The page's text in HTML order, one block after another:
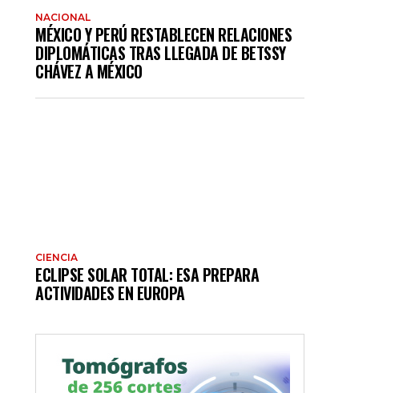
NACIONAL
MÉXICO Y PERÚ RESTABLECEN RELACIONES
DIPLOMÁTICAS TRAS LLEGADA DE BETSSY
CHÁVEZ A MÉXICO
CIENCIA
ECLIPSE SOLAR TOTAL: ESA PREPARA
ACTIVIDADES EN EUROPA